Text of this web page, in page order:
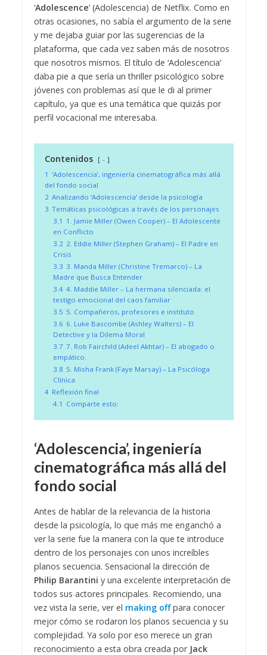
‘Adolescence’ (Adolescencia) de Netflix. Como en
otras ocasiones, no sabía el argumento de la serie
y me dejaba guiar por las sugerencias de la
plataforma, que cada vez saben más de nosotros
que nosotros mismos. El título de ‘Adolescencia’
daba pie a que sería un thriller psicológico sobre
jóvenes con problemas así que le di al primer
capítulo, ya que es una temática que quizás por
perfil vocacional me interesaba.
Contenidos
-
1 ‘Adolescencia’, ingeniería cinematográfica más allá
del fondo social
2 Analizando ‘Adolescencia’ desde la psicología
3 Temáticas psicológicas a través de los personajes
3.1 1. Jamie Miller (Owen Cooper) – El Adolescente
en Conflicto
3.2 2. Eddie Miller (Stephen Graham) – El Padre en
Crisis
3.3 3. Manda Miller (Christine Tremarco) – La
Madre que Busca Entender
3.4 4. Maddie Miller – La hermana silenciada: el
testigo emocional del caos familiar
3.5 5. Compañeros, profesores e instituto
3.6 6. Luke Bascombe (Ashley Walters) – El
Detective y la Dilema Moral
3.7 7. Rob Fairchild (Adeel Akhtar) – El abogado o
empático.
3.8 5. Misha Frank (Faye Marsay) – La Psicóloga
Clínica
4 Reflexión final
4.1 Comparte esto:
‘Adolescencia’, ingeniería
cinematográfica más allá del
fondo social
Antes de hablar de la relevancia de la historia
desde la psicología, lo que más me enganchó a
ver la serie fue la manera con la que te introduce
dentro de los personajes con unos increíbles
planos secuencia. Sensacional la dirección de
Philip Barantini y una excelente interpretación de
todos sus actores principales. Recomiendo, una
vez vista la serie, ver el making offpara conocer
mejor cómo se rodaron los planos secuencia y su
complejidad. Ya solo por eso merece un gran
reconocimiento a esta obra creada por Jack